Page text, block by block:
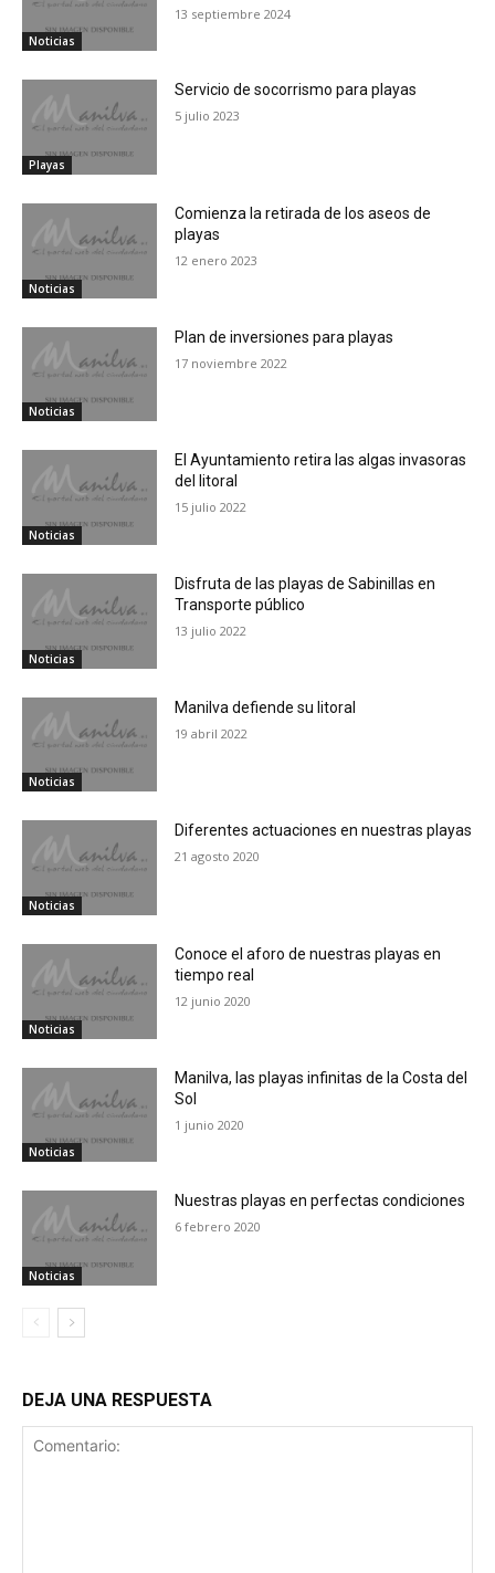
Noticias
13 septiembre 2024
Playas
Servicio de socorrismo para playas
5 julio 2023
Noticias
Comienza la retirada de los aseos de
playas
12 enero 2023
Noticias
Plan de inversiones para playas
17 noviembre 2022
Noticias
El Ayuntamiento retira las algas invasoras
del litoral
15 julio 2022
Noticias
Disfruta de las playas de Sabinillas en
Transporte público
13 julio 2022
Noticias
Manilva defiende su litoral
19 abril 2022
Noticias
Diferentes actuaciones en nuestras playas
21 agosto 2020
Noticias
Conoce el aforo de nuestras playas en
tiempo real
12 junio 2020
Noticias
Manilva, las playas infinitas de la Costa del
Sol
1 junio 2020
Noticias
Nuestras playas en perfectas condiciones
6 febrero 2020
DEJA UNA RESPUESTA